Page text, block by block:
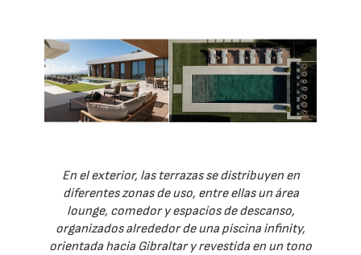
En el exterior, las terrazas se distribuyen en
diferentes zonas de uso, entre ellas un área
lounge, comedor y espacios de descanso,
organizados alrededor de una piscina infinity,
orientada hacia Gibraltar y revestida en un tono